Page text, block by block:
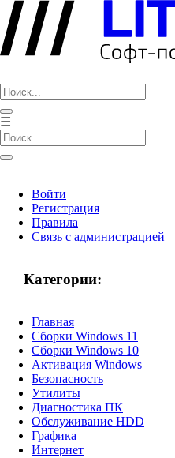
☰
Войти
Регистрация
Правила
Связь с администрацией
Категории:
Главная
Сборки Windows 11
Сборки Windows 10
Активация Windows
Безопасность
Утилиты
Диагностика ПК
Обслуживание HDD
Графика
Интернет